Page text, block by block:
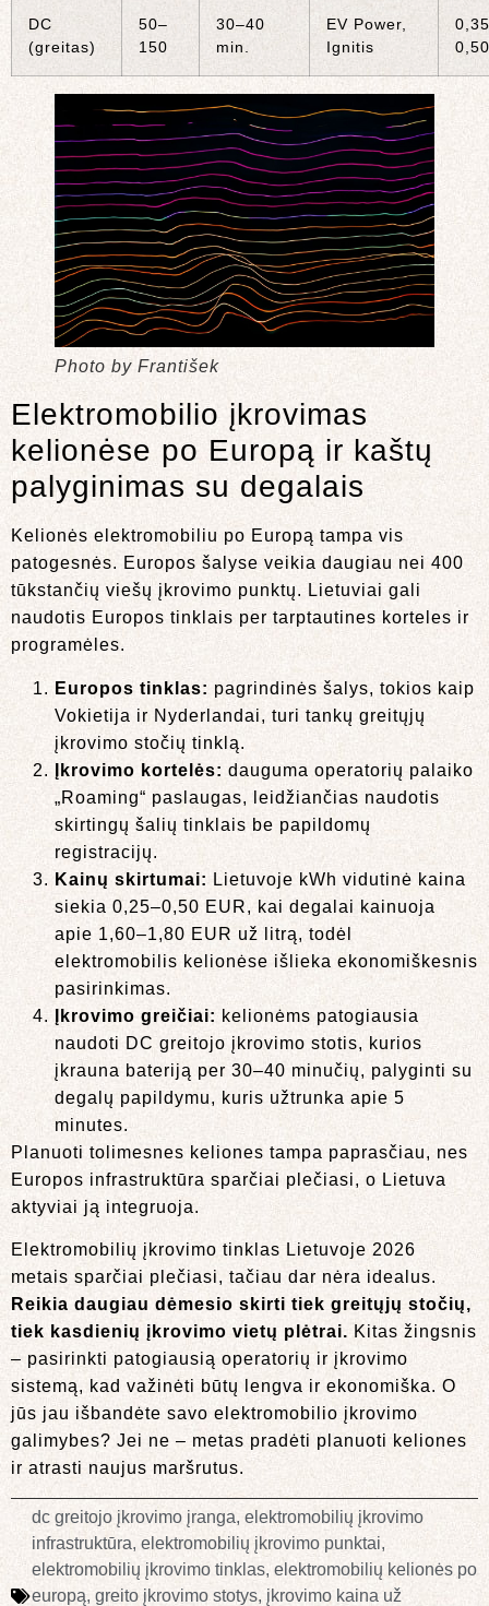
DC
(greitas)
50–
150
30–40
min.
EV Power,
Ignitis
0,50
Photo by František
Elektromobilio įkrovimas
kelionėse po Europą ir kaštų
palyginimas su degalais
Kelionės elektromobiliu po Europą tampa vis
patogesnės. Europos šalyse veikia daugiau nei 400
tūkstančių viešų įkrovimo punktų. Lietuviai gali
naudotis Europos tinklais per tarptautines korteles ir
programėles.
Europos tinklas: pagrindinės šalys, tokios kaip
Vokietija ir Nyderlandai, turi tankų greitųjų
įkrovimo stočių tinklą.
Įkrovimo kortelės: dauguma operatorių palaiko
„Roaming“ paslaugas, leidžiančias naudotis
skirtingų šalių tinklais be papildomų
registracijų.
Kainų skirtumai: Lietuvoje kWh vidutinė kaina
siekia 0,25–0,50 EUR, kai degalai kainuoja
apie 1,60–1,80 EUR už litrą, todėl
elektromobilis kelionėse išlieka ekonomiškesnis
pasirinkimas.
Įkrovimo greičiai: kelionėms patogiausia
naudoti DC greitojo įkrovimo stotis, kurios
įkrauna bateriją per 30–40 minučių, palyginti su
degalų papildymu, kuris užtrunka apie 5
minutes.
Planuoti tolimesnes keliones tampa paprasčiau, nes
Europos infrastruktūra sparčiai plečiasi, o Lietuva
aktyviai ją integruoja.
Elektromobilių įkrovimo tinklas Lietuvoje 2026
metais sparčiai plečiasi, tačiau dar nėra idealus.
Reikia daugiau dėmesio skirti tiek greitųjų stočių,
tiek kasdienių įkrovimo vietų plėtrai. Kitas žingsnis
– pasirinkti patogiausią operatorių ir įkrovimo
sistemą, kad važinėti būtų lengva ir ekonomiška. O
jūs jau išbandėte savo elektromobilio įkrovimo
galimybes? Jei ne – metas pradėti planuoti keliones
ir atrasti naujus maršrutus.
dc greitojo įkrovimo įranga, elektromobilių įkrovimo
infrastruktūra, elektromobilių įkrovimo punktai,
elektromobilių įkrovimo tinklas, elektromobilių kelionės po
europą, greito įkrovimo stotys, įkrovimo kaina už